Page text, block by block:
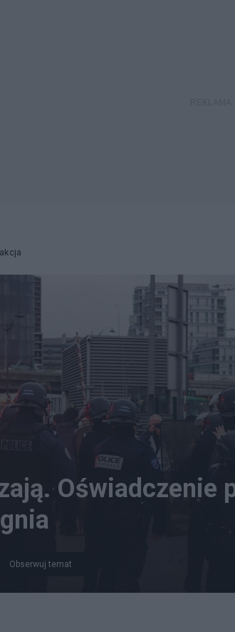
Oświadczenie
Obserwuj temat